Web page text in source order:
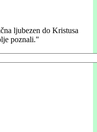
ljubezen do Kristusa
poznali."